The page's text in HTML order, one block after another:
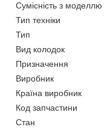
Сумісність з моделлю
Тип техніки
Тип
Вид колодок
Призначення
Виробник
Країна виробник
Код запчастини
Стан